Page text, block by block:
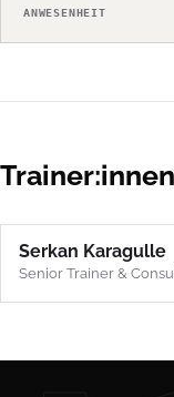
ANWESENHEIT
Trainer:innen
Serkan Karagulle
Senior Trainer &